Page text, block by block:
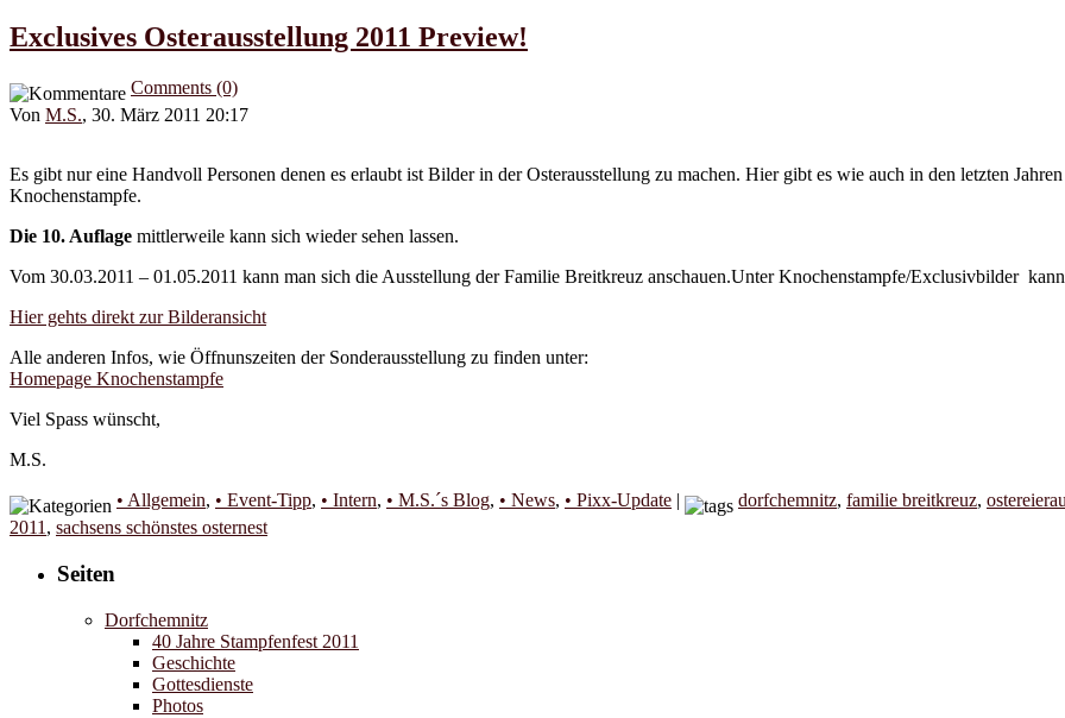
Exclusives Osterausstellung 2011 Preview!
Comments (0)
Von M.S., 30. März 2011 20:17
Es gibt nur eine Handvoll Personen denen es erlaubt ist Bilder in der Osterausstellung zu machen. Hier gibt es wie auch in den letzten
Knochenstampfe.
Die 10. Auflage mittlerweile kann sich wieder sehen lassen.
Vom 30.03.2011 – 01.05.2011 kann man sich die Ausstellung der Familie Breitkreuz anschauen.Unter Knochenstampfe/Exclusivbilder
Hier gehts direkt zur Bilderansicht
Alle anderen Infos, wie Öffnunszeiten der Sonderausstellung zu finden unter:
Homepage Knochenstampfe
Viel Spass wünscht,
M.S.
• Allgemein, • Event-Tipp, • Intern, • M.S.´s Blog, • News, • Pixx-Update | dorfchemnitz, familie breitkreuz,
2011 , sachsens schönstes osternest
Seiten
Dorfchemnitz
40 Jahre Stampfenfest 2011
Geschichte
Gottesdienste
Photos